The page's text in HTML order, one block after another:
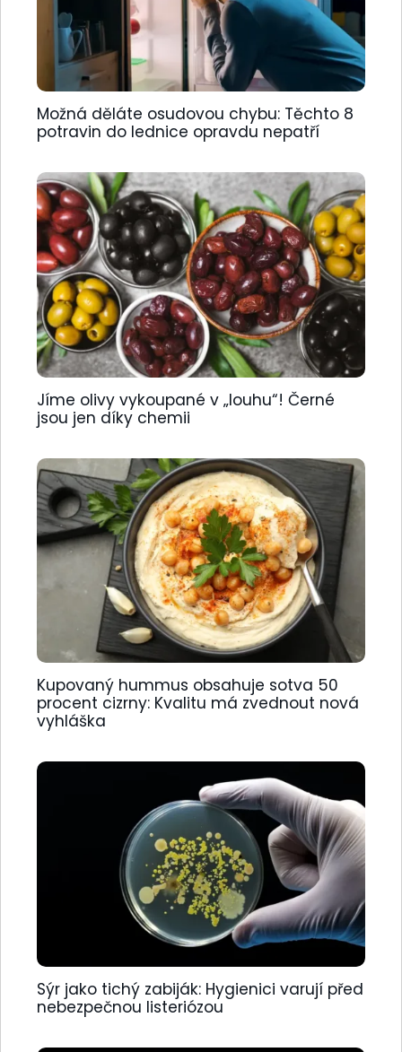
Možná děláte osudovou chybu: Těchto 8
potravin do lednice opravdu nepatří
Jíme olivy vykoupané v „louhu“! Černé
jsou jen díky chemii
Kupovaný hummus obsahuje sotva 50
procent cizrny: Kvalitu má zvednout nová
vyhláška
Sýr jako tichý zabiják: Hygienici varují před
nebezpečnou listeriózou